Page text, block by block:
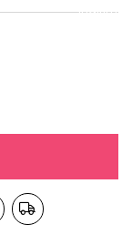
İndirim